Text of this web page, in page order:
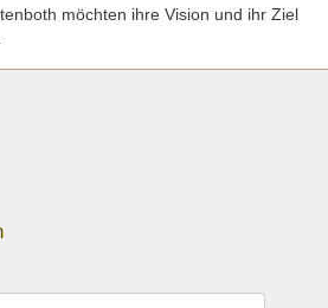
möchten ihre Vision und ihr Ziel